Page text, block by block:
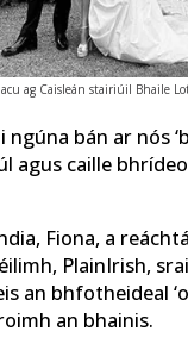
ag Caisleán stairiúil Bhaile
ngúna bán ar nós
agus caille
Fiona, a
PlainIrish,
an bhfotheideal
an bhainis.